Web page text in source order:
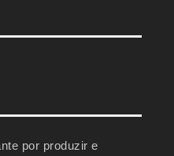
por produzir e